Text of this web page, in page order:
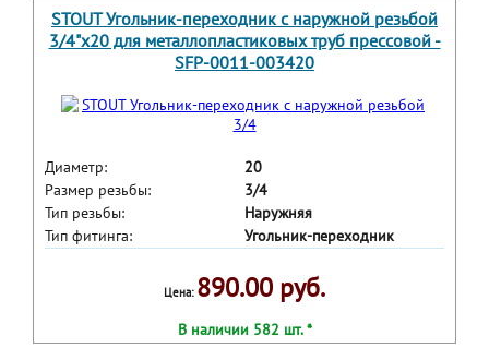
STOUT Угольник-переходник с наружной резьбой
3/4"х20 для металлопластиковых труб прессовой -
SFP-0011-003420
Диаметр:
20
Размер резьбы:
3/4
Тип резьбы:
Наружняя
Тип фитинга:
Угольник-переходник
Цена: 890.00 руб.
В наличии 582 шт. *